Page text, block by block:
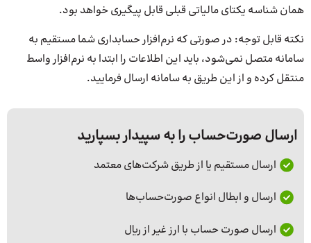
همان شناسه یکتای مالیاتی قبلی قابل پیگیری خواهد بود.
نکته قابل توجه: در صورتی که نرم‌افزار حسابداری شما مستقیم به
سامانه متصل نمی‌شود، باید این اطلاعات را ابتدا به نرم‌افزار واسط
منتقل کرده و از این طریق به سامانه ارسال فرمایید.
ارسال صورت‌حساب را به سپیدار بسپارید
ارسال مستقیم یا از طریق شرکت‌های معتمد
ارسال و ابطال انواع صورت‌حساب‌ها
ارسال صورت حساب با ارز غیر از ریال